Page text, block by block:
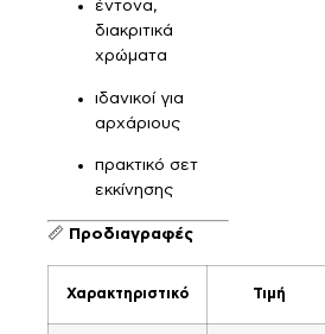
έντονα,
διακριτικά
χρώματα
ιδανικοί για
αρχάριους
πρακτικό σετ
εκκίνησης
📏 Προδιαγραφές
Χαρακτηριστικό Τιμή